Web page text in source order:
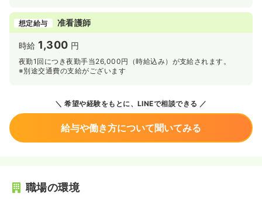
想定給与 准看護師
時給 1,300 円
夜勤1回につき夜勤手当26,000円（時給込み）が支給されます。
※別途交通費の支給がございます
希望や経験をもとに、LINEで相談できる
給与や働き方について聞いてみる
職場の環境